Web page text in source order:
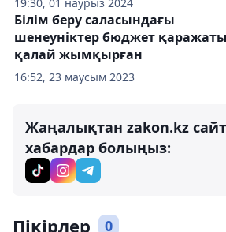
16:52, 23 маусым 2023
Білім беру саласындағы
шенеуніктер бюджет
қалай жымқырған
Жаңалықтан zakon.kz
хабардар болыңыз:
Пікірлер 0